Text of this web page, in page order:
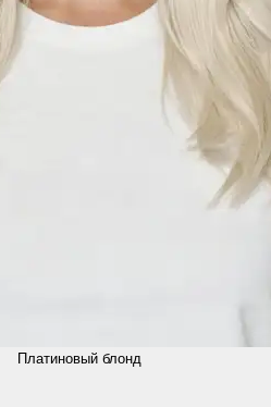
Платиновый блонд